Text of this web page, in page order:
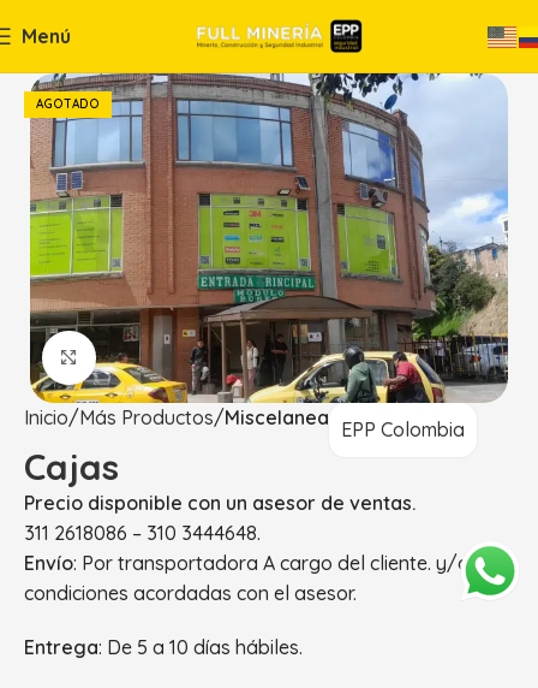
Menú
AGOTADO
Haga Click para agrandar
Inicio Más Productos Miscelanea EPP Colombia
Cajas
Precio disponible con un asesor de ventas.
311 2618086 – 310 3444648.
Envío: Por transportadora A cargo del cliente. y/o
condiciones acordadas con el asesor.
Entrega: De 5 a 10 días hábiles.